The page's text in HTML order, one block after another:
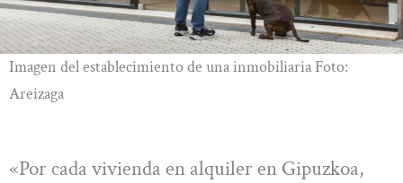
Imagen del establecimiento de una inmobiliaria Foto:
Areizaga
«Por cada vivienda en alquiler en Gipuzkoa,